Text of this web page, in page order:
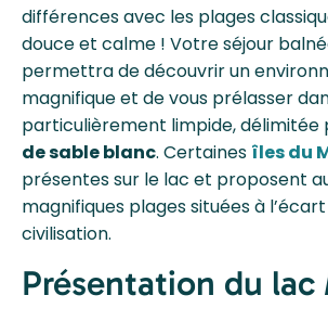
différences avec les plages
douce et calme ! Votre séjour
permettra de découvrir un
magnifique et de vous prélasser
particulièrement limpide, délimitée
de sable blanc. Certaines îles du
présentes sur le lac et proposent
magnifiques plages situées à
civilisation.
Présentation du lac